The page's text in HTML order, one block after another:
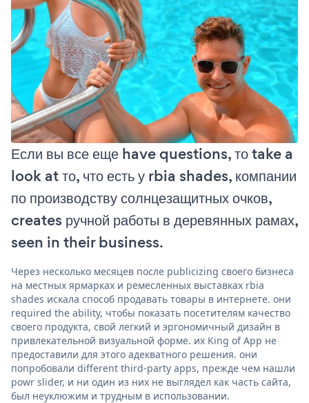
Если вы все еще have questions, то take a
look at то, что есть у rbia shades, компании
по производству солнцезащитных очков,
creates ручной работы в деревянных рамах,
seen in their business.
Через несколько месяцев после publicizing своего бизнеса
на местных ярмарках и ремесленных выставках rbia
shades искала способ продавать товары в интернете. они
required the ability, чтобы показать посетителям качество
своего продукта, свой легкий и эргономичный дизайн в
привлекательной визуальной форме. их King of App не
предоставили для этого адекватного решения. они
попробовали different third-party apps, прежде чем нашли
powr slider, и ни один из них не выглядел как часть сайта,
был неуклюжим и трудным в использовании.